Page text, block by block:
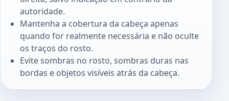
autoridade.
Mantenha a cobertura da cabeça apenas
quando for realmente necessária e não oculte
os traços do rosto.
Evite sombras no rosto, sombras duras nas
bordas e objetos visíveis atrás da cabeça.